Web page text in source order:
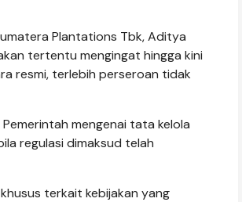
Plantations Tbk, Aditya
tertentu mengingat hingga kini
resmi, terlebih perseroan tidak
mengenai tata kelola
regulasi dimaksud telah
terkait kebijakan yang